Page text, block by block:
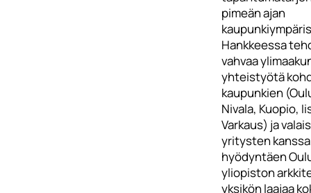
pimeän ajan
Hankkeessa
vahvaa
yhteistyötä
kaupunkien
Nivala, Kuopio,
Varkaus) ja
yritysten kanssa
hyödyntäen
yliopiston
yksikön laajaa